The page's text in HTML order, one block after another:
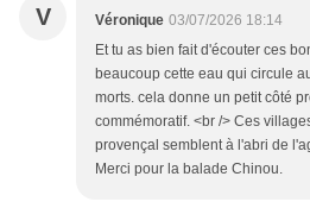
V Véronique 03/07/2026 18:14
Et tu as bien fait d'écouter ces
beaucoup cette eau qui circule
morts. cela donne un petit côté
commémoratif. <br /> Ces
provençal semblent à l'abri de
Merci pour la balade Chinou.